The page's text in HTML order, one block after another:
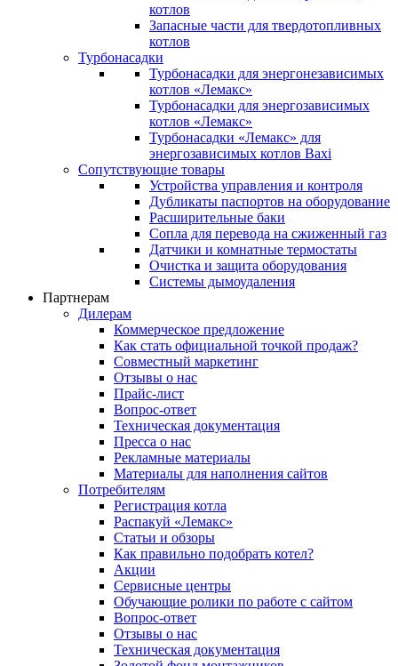
котлов
Запасные части для твердотопливных
котлов
Турбонасадки
Турбонасадки для энергонезависимых
котлов «Лемакс»
Турбонасадки для энергозависимых
котлов «Лемакс»
Турбонасадки «Лемакс» для
энергозависимых котлов Baxi
Сопутствующие товары
Устройства управления и контроля
Дубликаты паспортов на оборудование
Расширительные баки
Сопла для перевода на сжиженный газ
Датчики и комнатные термостаты
Очистка и защита оборудования
Системы дымоудаления
Партнерам
Дилерам
Коммерческое предложение
Как стать официальной точкой продаж?
Совместный маркетинг
Отзывы о нас
Прайс-лист
Вопрос-ответ
Техническая документация
Пресса о нас
Рекламные материалы
Материалы для наполнения сайтов
Потребителям
Регистрация котла
Распакуй «Лемакс»
Статьи и обзоры
Как правильно подобрать котел?
Акции
Сервисные центры
Обучающие ролики по работе с сайтом
Вопрос-ответ
Отзывы о нас
Техническая документация